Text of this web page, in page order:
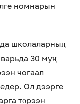
номнарын
школаларның
30 муң
чогаал
Ол дээрге
төрээн